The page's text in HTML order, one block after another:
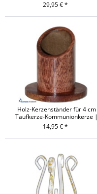
29,95 € *
Holz-Kerzenständer für 4 cm
Taufkerze-Kommunionkerze |
Dunkel
14,95 € *